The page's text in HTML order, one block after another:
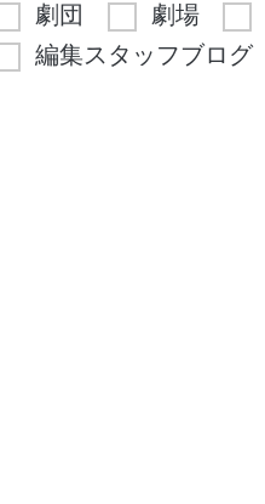
劇団 劇場
編集スタッフブログ